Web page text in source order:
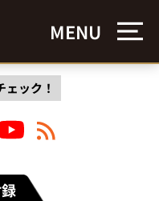
MENU
ック！